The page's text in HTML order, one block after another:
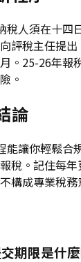
稅人須在十四
評稅主任提
。25-26年報
。
論
能讓你輕鬆合
稅。記住每
構成專業稅務
期限是什